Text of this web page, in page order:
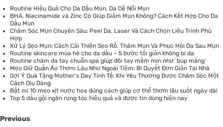
Routine Hiệu Quả Cho Da Dầu Mụn, Da Dễ Nổi Mụn
BHA, Niacinamide và Zinc Có Giúp Giảm Mụn Không? Cách Kết Hợp Cho Da
Dầu Mụn
Chăm Sóc Mụn Chuyên Sâu: Peel Da, Laser Và Cách Chọn Liệu Trình Phù
Hợp
Xử Lý Sẹo Mụn: Cách Cải Thiện Sẹo Rỗ, Thâm Mụn Và Phục Hồi Da Sau Mụn
Routine skincare mùa hè cho da dầu – 5 bước tối giản không bí da
Routine chăm da tay chuẩn spa giúp đôi tay mềm mịn như ‘búp măng’
Mẹo Giữ Quần Áo Thơm Lâu Như Ngoài Tiệm: Bí Quyết Đơn Giản Tại Nhà
Gợi Ý Quà Tặng Mother’s Day Tinh Tế: Khi Yêu Thương Được Chăm Sóc Một
Cách Dịu Dàng
Bật mí 10 mẹo xịt nước hoa đúng cách giúp cơ thể thơm lâu suốt ngày dài
Top 5 dầu gội ngăn rụng tóc hiệu quả và được tin dùng hiện nay
Previous